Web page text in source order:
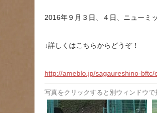
2016年９月３日、４日、ニューミ
↓詳しくはこちらからどうぞ！
http://ameblo.jp/sagaureshino-
写真をクリックすると別ウィンドウで